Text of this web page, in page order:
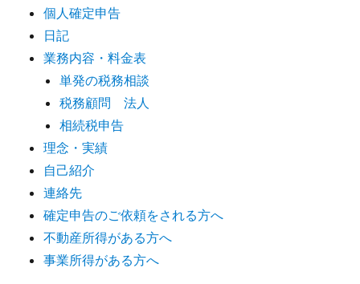
個人確定申告
日記
業務内容・料金表
単発の税務相談
税務顧問 法人
相続税申告
理念・実績
自己紹介
連絡先
確定申告のご依頼をされる方へ
不動産所得がある方へ
事業所得がある方へ